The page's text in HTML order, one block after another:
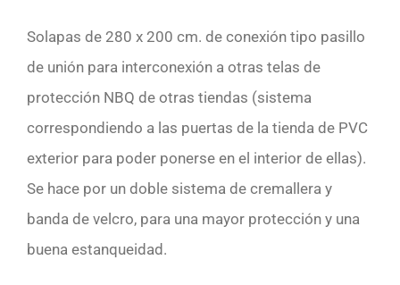
Solapas de 280 x 200 cm. de conexión tipo pasillo
de unión para interconexión a otras telas de
protección NBQ de otras tiendas (sistema
correspondiendo a las puertas de la tienda de PVC
exterior para poder ponerse en el interior de ellas).
Se hace por un doble sistema de cremallera y
banda de velcro, para una mayor protección y una
buena estanqueidad.